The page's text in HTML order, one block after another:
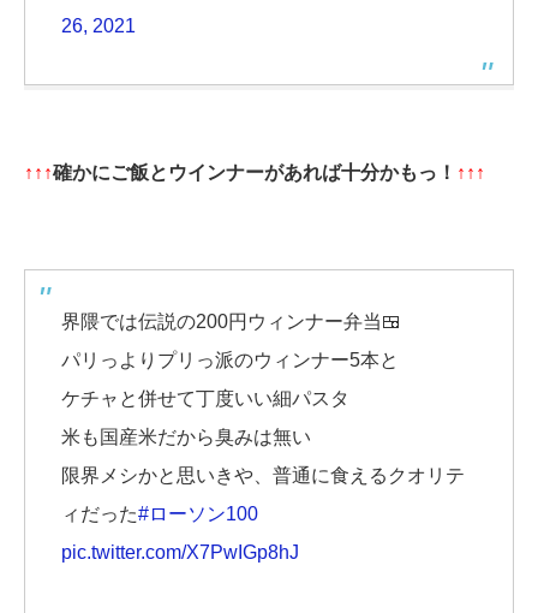
26, 2021
↑↑↑確かにご飯とウインナーがあれば十分かもっ！ ↑↑↑
界隈では伝説の200円ウィンナー弁当🍱
パリっよりプリっ派のウィンナー5本と
ケチャと併せて丁度いい細パスタ
米も国産米だから臭みは無い
限界メシかと思いきや、普通に食えるクオリテ
ィだった#ローソン100
pic.twitter.com/X7PwIGp8hJ